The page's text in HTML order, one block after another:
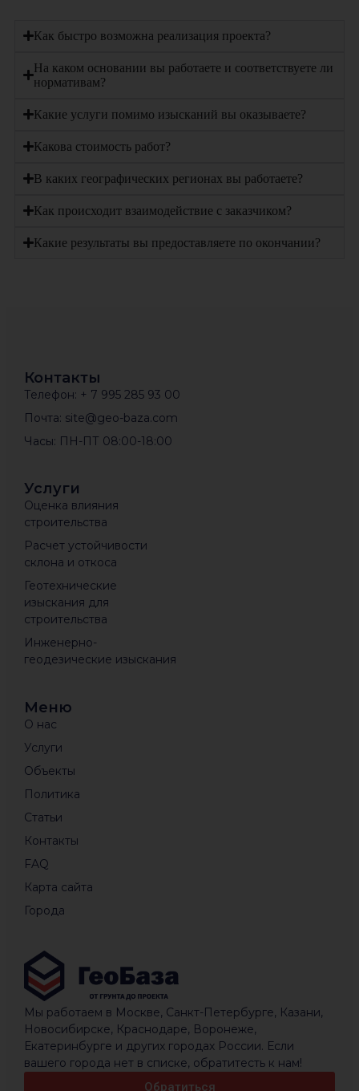
Как быстро возможна реализация проекта?
На каком основании вы работаете и соответствуете ли
нормативам?
Какие услуги помимо изысканий вы оказываете?
Какова стоимость работ?
В каких географических регионах вы работаете?
Как происходит взаимодействие с заказчиком?
Какие результаты вы предоставляете по окончании?
Мы работаем в Москве, Санкт-Петербурге, Казани,
Новосибирске, Краснодаре, Воронеже,
Екатеринбурге и других городах России. Если
вашего города нет в списке, обратитесть к нам!
Обратиться
Услуги
Оценка влияния
строительства
Расчет устойчивости
склона и откоса
Геотехнические
изыскания для
строительства
Инженерно-
геодезические изыскания
Меню
О нас
Услуги
Объекты
Политика
Статьи
Контакты
FAQ
Карта сайта
Города
Контакты
Телефон: + 7 995 285 93 00
Почта: site@geo-baza.com
Часы: ПН-ПТ 08:00-18:00